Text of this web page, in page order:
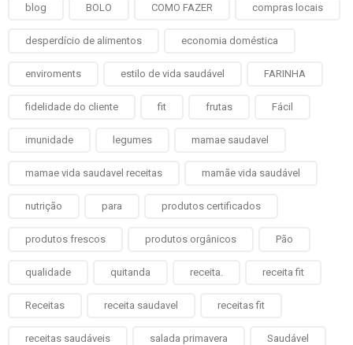
blog BOLO COMO FAZER compras locais
desperdício de alimentos economia doméstica
enviroments estilo de vida saudável FARINHA
fidelidade do cliente fit frutas Fácil
imunidade legumes mamae saudavel
mamae vida saudavel receitas mamãe vida saudável
nutrição para produtos certificados
produtos frescos produtos orgânicos Pão
qualidade quitanda receita. receita fit
Receitas receita saudavel receitas fit
receitas saudáveis salada primavera Saudável